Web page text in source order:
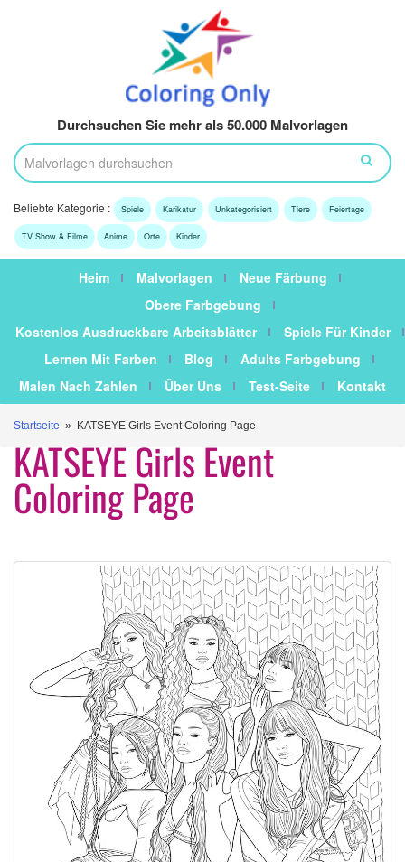
Durchsuchen Sie mehr als 50.000 Malvorlagen
Beliebte Kategorie : Spiele Karikatur Unkategorisiert Tiere Feiertage
TV Show & Filme Anime Orte Kinder
Heim Malvorlagen
Neue Färbung
Obere Farbgebung
Kostenlos Ausdruckbare Arbeitsblätter
Spiele Für Kinder
Lernen Mit Farben
Blog
Adults Farbgebung
Malen Nach Zahlen
Über Uns Test-Seite Kontakt
Startseite » KATSEYE Girls Event Coloring Page
KATSEYE Girls Event
Coloring Page